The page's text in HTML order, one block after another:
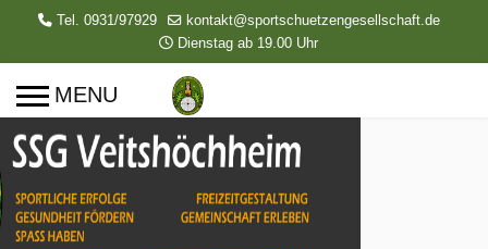
Tel. 0931/97929
kontakt@sportschuetzengesellschaft.de
Dienstag ab 19.00 Uhr